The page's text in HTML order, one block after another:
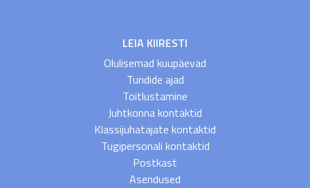
LEIA KIIRESTI
Olulisemad kuupäevad
Tundide ajad
Toitlustamine
Juhtkonna kontaktid
Klassijuhatajate kontaktid
Tugipersonali kontaktid
Postkast
Asendused